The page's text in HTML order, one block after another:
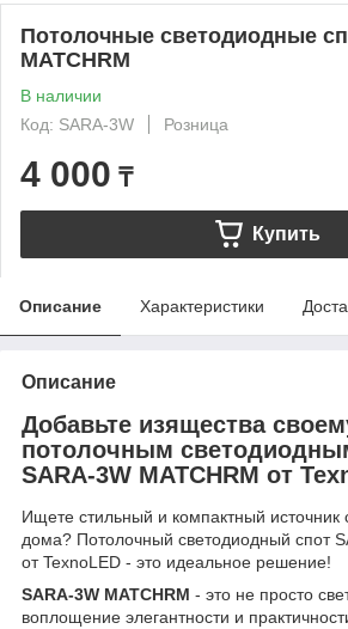
Потолочные светодиодные
MATCHRM
В наличии
Код: SARA-3W
Розница
4 000 ₸
Купить
Описание Характеристики
Описание
Добавьте изящества
потолочным
SARA-3W MATCHRM от
Ищете стильный и компактный источник
дома? Потолочный светодиодный спот
от TexnoLED - это идеальное решение!
SARA-3W MATCHRM - это не просто
воплощение элегантности и